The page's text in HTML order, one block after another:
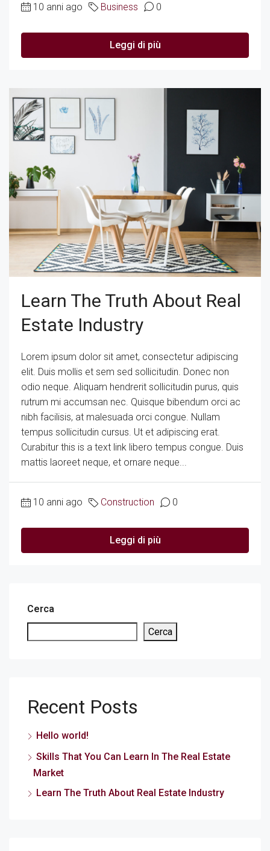
10 anni ago Business 0
Leggi di più
Learn The Truth About Real
Estate Industry
Lorem ipsum dolor sit amet, consectetur adipiscing
elit. Duis mollis et sem sed sollicitudin. Donec non
odio neque. Aliquam hendrerit sollicitudin purus, quis
rutrum mi accumsan nec. Quisque bibendum orci ac
nibh facilisis, at malesuada orci congue. Nullam
tempus sollicitudin cursus. Ut et adipiscing erat.
Curabitur this is a text link libero tempus congue. Duis
mattis laoreet neque, et ornare neque...
10 anni ago Construction 0
Leggi di più
Cerca
Cerca
Recent Posts
Hello world!
Skills That You Can Learn In The Real Estate
Market
Learn The Truth About Real Estate Industry